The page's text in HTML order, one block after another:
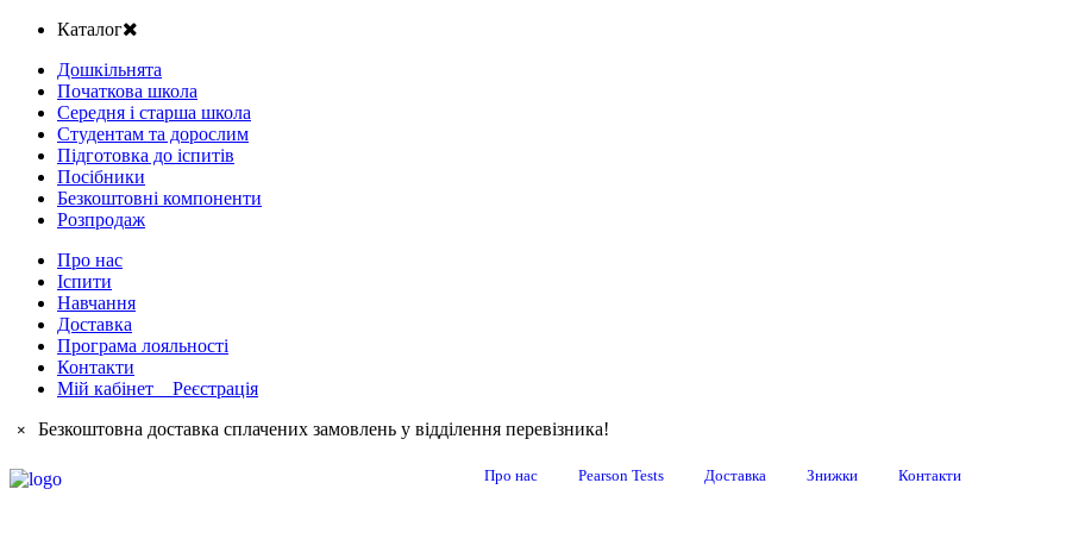
Каталог
Дошкільнята
Початкова школа
Середня і старша школа
Студентам та дорослим
Підготовка до іспитів
Посібники
Безкоштовні компоненти
Розпродаж
Про нас
Іспити
Навчання
Доставка
Програма лояльності
Контакти
Мій кабінет Реєстрація
× Безкоштовна доставка сплачених замовлень у відділення перевізника!
Про нас Pearson Tests Доставка Знижки Контакти